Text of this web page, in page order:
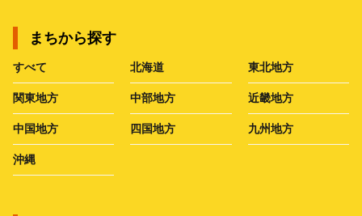
まちから探す
すべて 北海道 東北地方
関東地方 中部地方 近畿地方
中国地方 四国地方 九州地方
沖縄